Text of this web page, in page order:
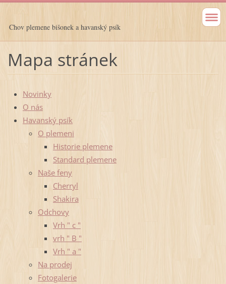
Chov plemene bišonek a havanský psík
Mapa stránek
Novinky
O nás
Havanský psík
O plemeni
Historie plemene
Standard plemene
Naše feny
Cherryl
Shakira
Odchovy
Vrh " c "
vrh " B "
Vrh " a "
Na prodej
Fotogalerie